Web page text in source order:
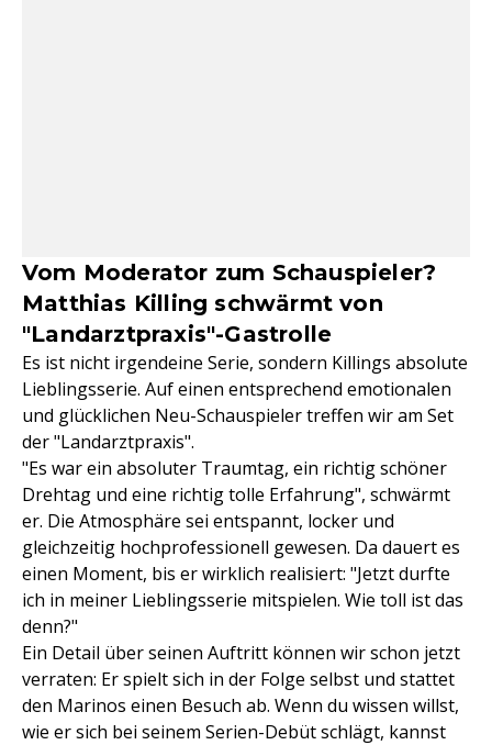
Vom Moderator zum Schauspieler?
Matthias Killing schwärmt von
"Landarztpraxis"-Gastrolle
Es ist nicht irgendeine Serie, sondern Killings absolute
Lieblingsserie. Auf einen entsprechend emotionalen
und glücklichen Neu-Schauspieler treffen wir am Set
der "Landarztpraxis".
"Es war ein absoluter Traumtag, ein richtig schöner
Drehtag und eine richtig tolle Erfahrung", schwärmt
er. Die Atmosphäre sei entspannt, locker und
gleichzeitig hochprofessionell gewesen. Da dauert es
einen Moment, bis er wirklich realisiert: "Jetzt durfte
ich in meiner Lieblingsserie mitspielen. Wie toll ist das
denn?"
Ein Detail über seinen Auftritt können wir schon jetzt
verraten: Er spielt sich in der Folge selbst und stattet
den Marinos einen Besuch ab. Wenn du wissen willst,
wie er sich bei seinem Serien-Debüt schlägt, kannst